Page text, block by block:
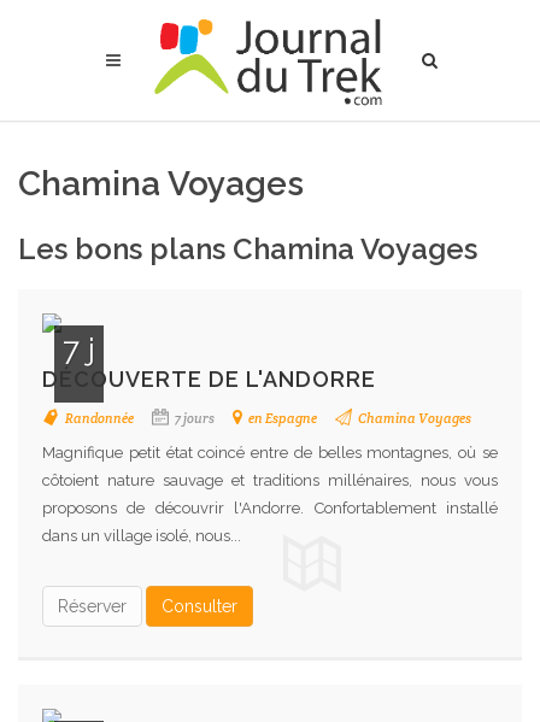
Chamina Voyages
Les bons plans Chamina Voyages
7 j
DÉCOUVERTE DE L'ANDORRE
Randonnée 7 jours en Espagne Chamina Voyages
Magnifique petit état coincé entre de belles montagnes, où se
côtoient nature sauvage et traditions millénaires, nous vous
proposons de découvrir l'Andorre. Confortablement installé
dans un village isolé, nous...
Réserver Consulter